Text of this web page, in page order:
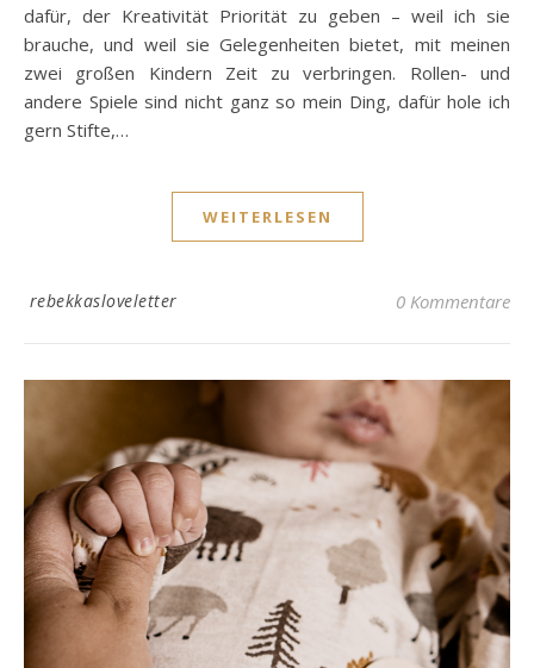
dafür, der Kreativität Priorität zu geben – weil ich sie
brauche, und weil sie Gelegenheiten bietet, mit meinen
zwei großen Kindern Zeit zu verbringen. Rollen- und
andere Spiele sind nicht ganz so mein Ding, dafür hole ich
gern Stifte,…
WEITERLESEN
rebekkasloveletter 0 Kommentare